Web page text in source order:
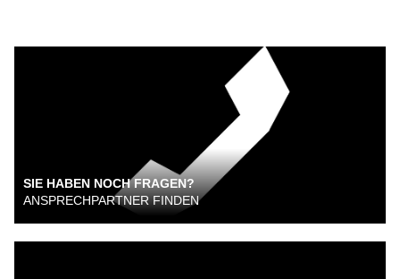
SIE HABEN NOCH FRAGEN?
ANSPRECHPARTNER FINDEN